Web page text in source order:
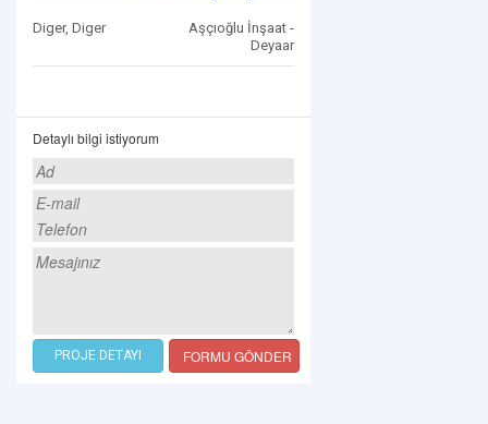
Diger, Diger
Aşçıoğlu İnşaat -
Deyaar
Detaylı bilgi istiyorum
PROJE DETAYI FORMU GÖNDER